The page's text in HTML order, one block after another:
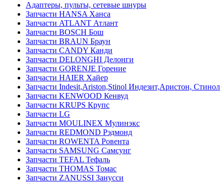
Адаптеры, пульты, сетевые шнуры
Запчасти HANSA Ханса
Запчасти ATLANT Атлант
Запчасти BOSCH Бош
Запчасти BRAUN Браун
Запчасти CANDY Канди
Запчасти DELONGHI Делонги
Запчасти GORENJE Горение
Запчасти HAIER Хайер
Запчасти Indesit,Ariston,Stinol Индезит,Аристон, Стинол
Запчасти KENWOOD Кенвуд
Запчасти KRUPS Крупс
Запчасти LG
Запчасти MOULINEX Мулинэкс
Запчасти REDMOND Рэдмонд
Запчасти ROWENTA Ровента
Запчасти SAMSUNG Самсунг
Запчасти TEFAL Тефаль
Запчасти THOMAS Томас
Запчасти ZANUSSI Занусси